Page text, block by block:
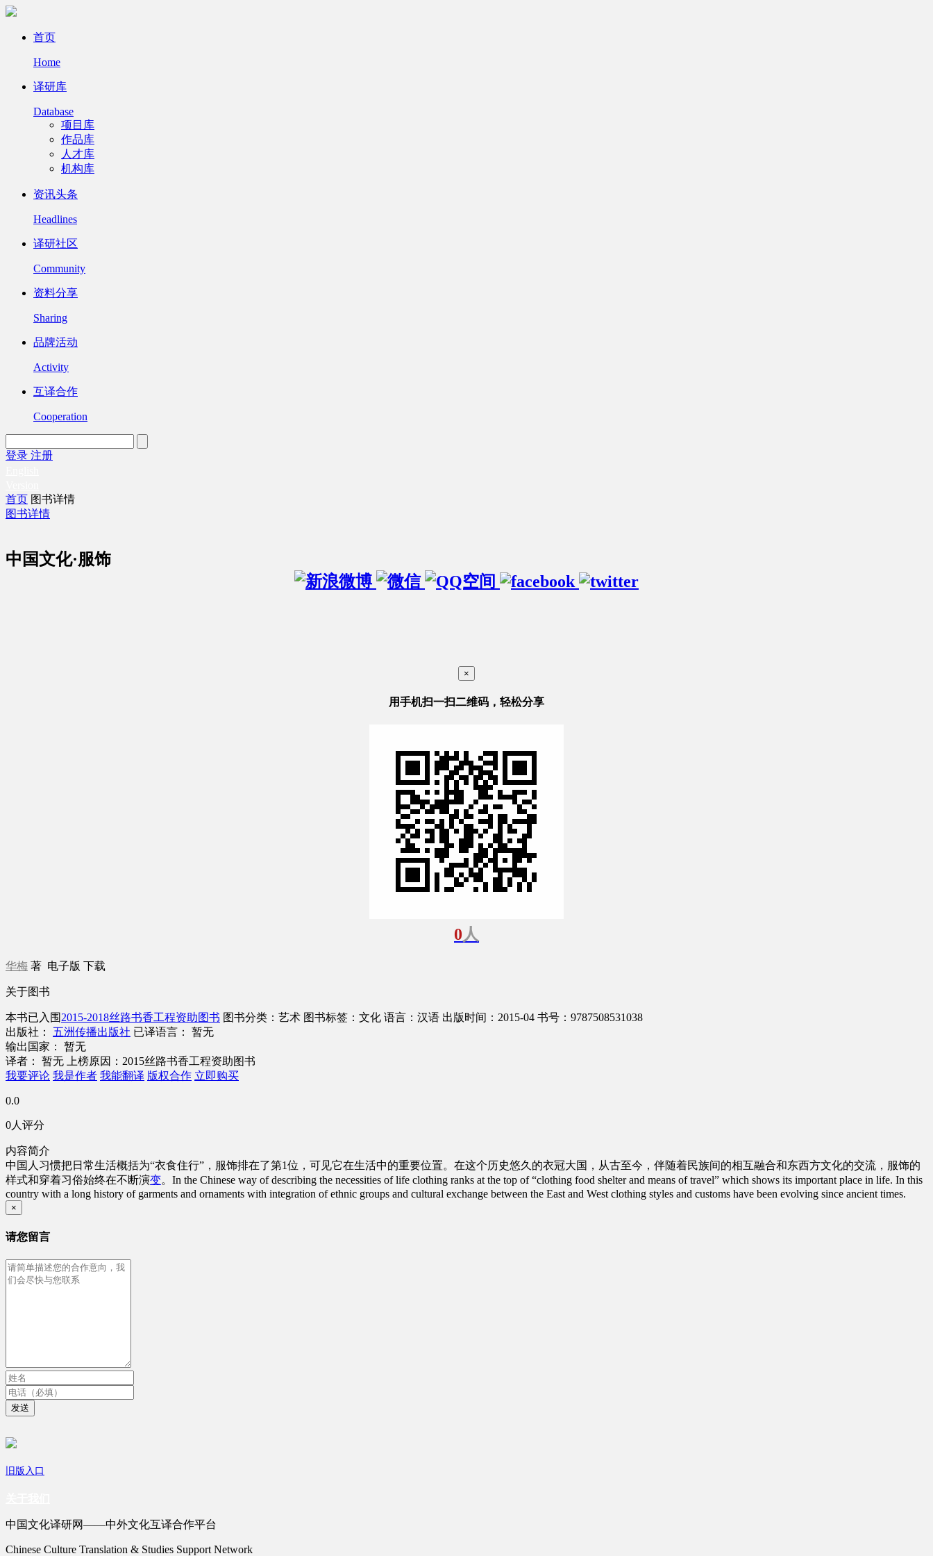
首页
Home
译研库
Database
项目库
作品库
人才库
机构库
资讯头条
Headlines
译研社区
Community
资料分享
Sharing
品牌活动
Activity
互译合作
Cooperation
登录 注册
首页 图书详情
图书详情
中国文化·服饰
×
用手机扫一扫二维码，轻松分享
0人
华梅 著 电子版 下载
关于图书
本书已入围 2015-2018丝路书香工程资助图书 图书分类：艺术 图书标签：文化 语言：汉语 出版时间：2015-04 书号：9787508531038
出版社： 五洲传播出版社 已译语言： 暂无
输出国家： 暂无
译者： 暂无
上榜原因：2015丝路书香工程资助图书
我要评论 我是作者 我能翻译 版权合作 立即购买
0.0
0人评分
内容简介
中国人习惯把日常生活概括为“衣食住行”，服饰排在了第1位，可见它在生活中的重要位置。在这个历史悠久的衣冠大国，从古至今，伴随着民族间的相互融合和东西方文化的交流，服饰的
样式和穿着习俗始终在不断演变。In the Chinese way of describing the necessities of life clothing ranks at the top of “clothing food shelter and means of travel” which shows its important place in life. In this
country with a long history of garments and ornaments with integration of ethnic groups and cultural exchange between the East and West clothing styles and customs have been evolving since ancient times.
×
请您留言
发送
旧版入口
中国文化译研网——中外文化互译合作平台
Chinese Culture Translation & Studies Support Network